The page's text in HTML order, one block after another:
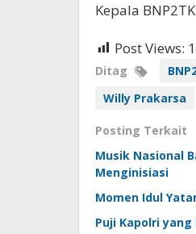
Kepala
Post Views:
Ditag
Willy Prakarsa
Posting Terkait
Musik Nasional
Menginisiasi
Momen Idul
Puji Kapolri